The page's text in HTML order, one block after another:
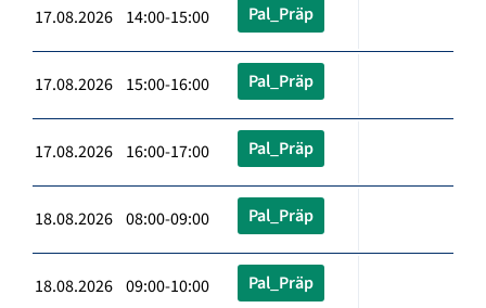
17.08.2026 14:00-15:00 Pal_Präp
17.08.2026 15:00-16:00 Pal_Präp
17.08.2026 16:00-17:00 Pal_Präp
18.08.2026 08:00-09:00 Pal_Präp
18.08.2026 09:00-10:00 Pal_Präp